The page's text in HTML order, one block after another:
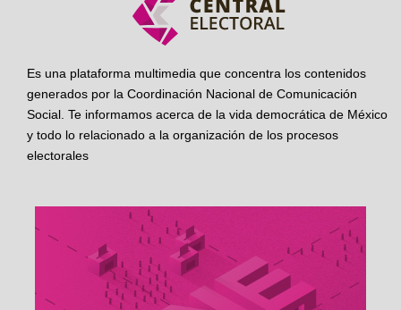
Es una plataforma multimedia que concentra los contenidos
generados por la Coordinación Nacional de Comunicación
Social. Te informamos acerca de la vida democrática de México
y todo lo relacionado a la organización de los procesos
electorales